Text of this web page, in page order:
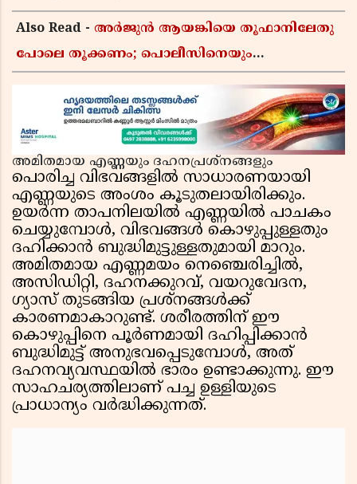
Also Read - അർജുൻ ആയങ്കിയെ തൂഫാനിലേതു
പോലെ തൂക്കണം; പൊലീസിനെയും
ജയരാജൻ
അമിതമായ എണ്ണയും ദഹനപ്രശ്നങ്ങളും
പൊരിച്ച വിഭവങ്ങളിൽ സാധാരണയായി
എണ്ണയുടെ അംശം കൂടുതലായിരിക്കും.
ഉയർന്ന താപനിലയിൽ എണ്ണയിൽ പാചകം
ചെയ്യുമ്പോൾ, വിഭവങ്ങൾ കൊഴുപ്പുള്ളതും
ദഹിക്കാൻ ബുദ്ധിമുട്ടുള്ളതുമായി മാറും.
അമിതമായ എണ്ണമയം നെഞ്ചെരിച്ചിൽ,
അസിഡിറ്റി, ദഹനക്കുറവ്, വയറുവേദന,
ഗ്യാസ് തുടങ്ങിയ പ്രശ്നങ്ങൾക്ക്
കാരണമാകാറുണ്ട്. ശരീരത്തിന് ഈ
കൊഴുപ്പിനെ പൂർണമായി ദഹിപ്പിക്കാൻ
ബുദ്ധിമുട്ട് അനുഭവപ്പെടുമ്പോൾ, അത്
ദഹനവ്യവസ്ഥയിൽ ഭാരം ഉണ്ടാക്കുന്നു. ഈ
സാഹചര്യത്തിലാണ് പച്ച ഉള്ളിയുടെ
പ്രാധാന്യം വർദ്ധിക്കുന്നത്.